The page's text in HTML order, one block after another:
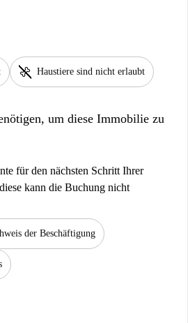
pet_supplies Haustiere sind nicht erlaubt
um diese Immobilie zu
für den nächsten Schritt Ihrer
kann die Buchung nicht
der Beschäftigung